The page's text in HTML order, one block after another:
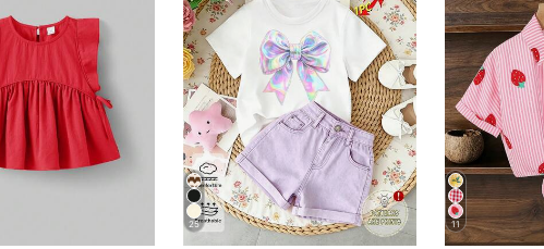
25 11